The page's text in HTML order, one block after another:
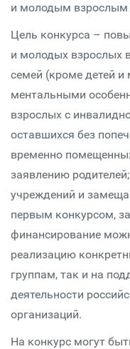
и молодым взрослым
Цель конкурса –
и молодых взрослых
семей (кроме детей
ментальными
взрослых с
оставшихся без
временно
заявлению
учреждений и
первым конкурсом,
финансирование
реализацию
группам, так и на
деятельности
организаций.
На конкурс могут